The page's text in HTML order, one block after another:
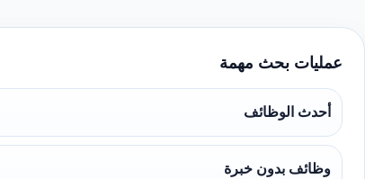
عمليات بحث مهمة
أحدث الوظائف
وظائف بدون خبرة